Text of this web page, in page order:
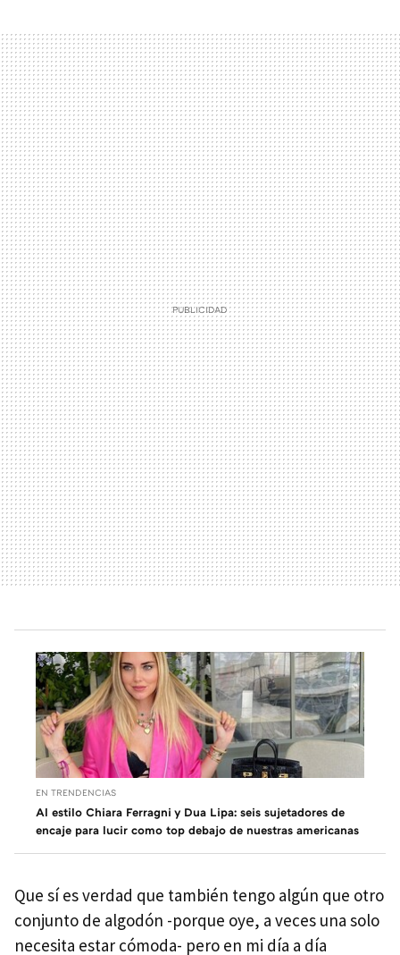
EN TRENDENCIAS
Al estilo Chiara Ferragni y Dua Lipa: seis sujetadores de
encaje para lucir como top debajo de nuestras americanas
Que sí es verdad que también tengo algún que otro
conjunto de algodón -porque oye, a veces una solo
necesita estar cómoda- pero en mi día a día